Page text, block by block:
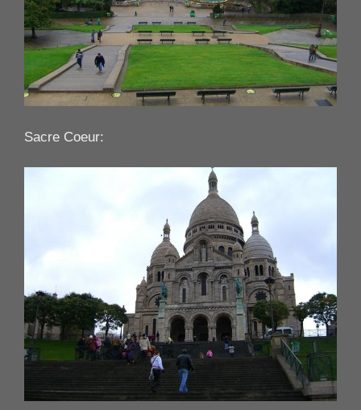
Sacre Coeur: